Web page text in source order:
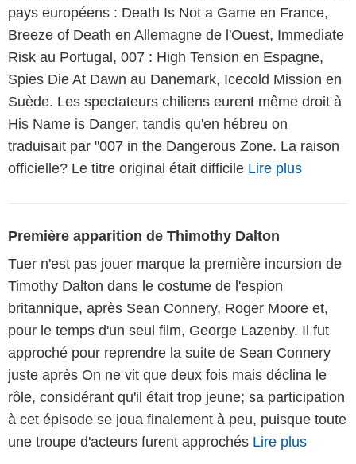
pays européens : Death Is Not a Game en France,
Breeze of Death en Allemagne de l'Ouest, Immediate
Risk au Portugal, 007 : High Tension en Espagne,
Spies Die At Dawn au Danemark, Icecold Mission en
Suède. Les spectateurs chiliens eurent même droit à
His Name is Danger, tandis qu'en hébreu on
traduisait par "007 in the Dangerous Zone. La raison
officielle? Le titre original était difficile Lire plus
Première apparition de Thimothy Dalton
Tuer n'est pas jouer marque la première incursion de
Timothy Dalton dans le costume de l'espion
britannique, après Sean Connery, Roger Moore et,
pour le temps d'un seul film, George Lazenby. Il fut
approché pour reprendre la suite de Sean Connery
juste après On ne vit que deux fois mais déclina le
rôle, considérant qu'il était trop jeune; sa participation
à cet épisode se joua finalement à peu, puisque toute
une troupe d'acteurs furent approchés Lire plus